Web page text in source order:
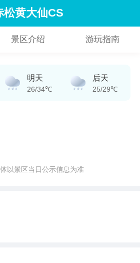
松黄大仙CS
景区介绍 游玩指南
明天
26/34℃
后天
25/29℃
以景区当日公示信息为准